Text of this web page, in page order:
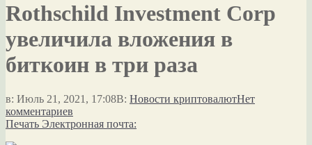
Rothschild Investment Corp
увеличила вложения в
биткоин в три раза
в: Июль 21, 2021, 17:08В: Новости криптовалютНет
комментариев
Печать Электронная почта: